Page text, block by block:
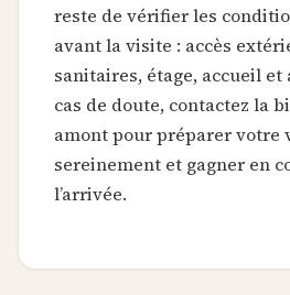
reste de vérifier les
avant la visite : accès
sanitaires, étage, accueil et
cas de doute, contactez la
amont pour préparer votre
sereinement et gagner en
l’arrivée.